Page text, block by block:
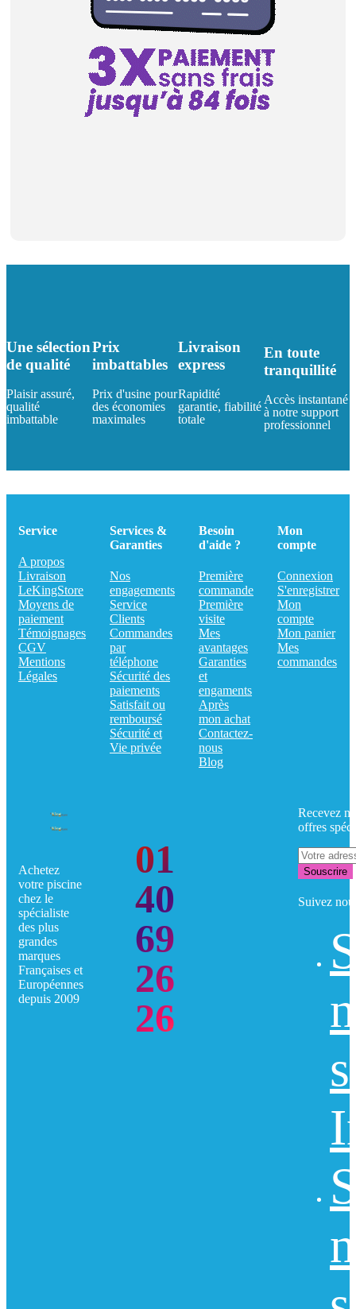
Une sélection
de qualité
Plaisir assuré,
qualité
imbattable
Prix
imbattables
Prix d'usine pour
des économies
maximales
Livraison
express
Rapidité
garantie, fiabilité
totale
En toute
tranquillité
Accès instantané
à notre support
professionnel
Service
A propos
Livraison
LeKingStore
Moyens de
paiement
Témoignages
CGV
Mentions
Légales
Services &
Garanties
Nos
engagements
Service
Clients
Commandes
par
téléphone
Sécurité des
paiements
Satisfait ou
remboursé
Sécurité et
Vie privée
Besoin
d'aide ?
Première
commande
Première
visite
Mes
avantages
Garanties
et
engaments
Après
mon achat
Contactez-
nous
Blog
Mon
compte
Connexion
S'enregistrer
Mon
compte
Mon panier
Mes
commandes
Achetez
votre piscine
chez le
spécialiste
des plus
grandes
marques
Françaises et
Européennes
depuis 2009
01
40
69
26
26
Recevez
offres
Souscrire
Suivez